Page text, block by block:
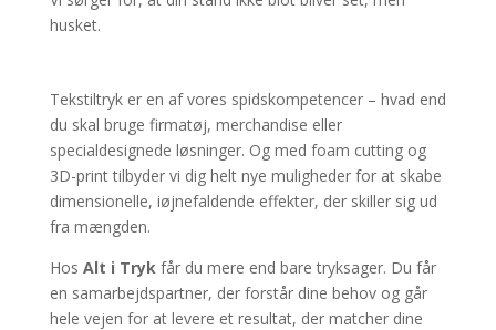
husket.
Tekstiltryk er en af vores spidskompetencer – hvad end
du skal bruge firmatøj, merchandise eller
specialdesignede løsninger. Og med foam cutting og
3D-print tilbyder vi dig helt nye muligheder for at skabe
dimensionelle, iøjnefaldende effekter, der skiller sig ud
fra mængden.
Hos Alt i Trykfår du mere end bare tryksager. Du får
en samarbejdspartner, der forstår dine behov og går
hele vejen for at levere et resultat, der matcher dine